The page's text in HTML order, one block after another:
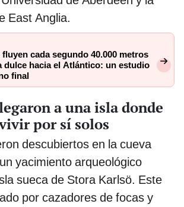
East Anglia.
cada segundo 40.000 metros
dulce hacia el Atlántico: un estudio
final
a una isla donde
por sí solos
descubiertos en la cueva
yacimiento arqueológico
sueca de Stora Karlsö. Este
por cazadores de focas y